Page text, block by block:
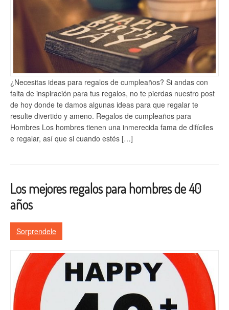
¿Necesitas ideas para regalos de cumpleaños? Si andas con
falta de inspiración para tus regalos, no te pierdas nuestro post
de hoy donde te damos algunas ideas para que regalar te
resulte divertido y ameno. Regalos de cumpleaños para
Hombres Los hombres tienen una inmerecida fama de difíciles
e regalar, así que si cuando estés […]
Los mejores regalos para hombres de 40
años
Sorprendele